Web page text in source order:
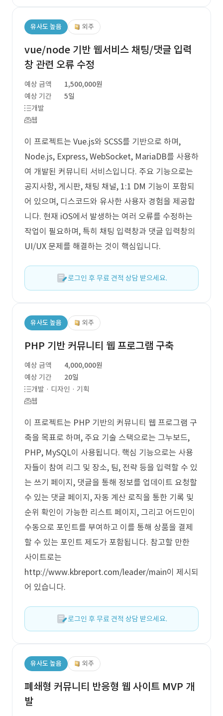
유사도 높음 외주
vue/node 기반 웹서비스 채팅/댓글 입력
창 관련 오류 수정
예상 금액
1,500,000원
예상 기간
5일
개발
웹
이 프로젝트는 Vue.js와 SCSS를 기반으로 하며,
Node.js, Express, WebSocket, MariaDB를 사용하
여 개발된 커뮤니티 서비스입니다. 주요 기능으로는
공지사항, 게시판, 채팅 채널, 1:1 DM 기능이 포함되
어 있으며, 디스코드와 유사한 사용자 경험을 제공합
니다. 현재 iOS에서 발생하는 여러 오류를 수정하는
작업이 필요하며, 특히 채팅 입력창과 댓글 입력창의
UI/UX 문제를 해결하는 것이 핵심입니다.
로그인 후 무료 견적 상담 받으세요.
유사도 높음 외주
PHP 기반 커뮤니티 웹 프로그램 구축
예상 금액
4,000,000원
예상 기간
20일
개발 · 디자인 · 기획
웹
이 프로젝트는 PHP 기반의 커뮤니티 웹 프로그램 구
축을 목표로 하며, 주요 기술 스택으로는 그누보드,
PHP, MySQL이 사용됩니다. 핵심 기능으로는 사용
자들이 참여 리그 및 장소, 팀, 전략 등을 입력할 수 있
는 쓰기 페이지, 댓글을 통해 정보를 업데이트 요청할
수 있는 댓글 페이지, 자동 계산 로직을 통한 기록 및
순위 확인이 가능한 리스트 페이지, 그리고 어드민이
수동으로 포인트를 부여하고 이를 통해 상품을 결제
할 수 있는 포인트 제도가 포함됩니다. 참고할 만한
사이트로는
http://www.kbreport.com/leader/main이 제시되
어 있습니다.
로그인 후 무료 견적 상담 받으세요.
유사도 높음 외주
폐쇄형 커뮤니티 반응형 웹 사이트 MVP 개
발